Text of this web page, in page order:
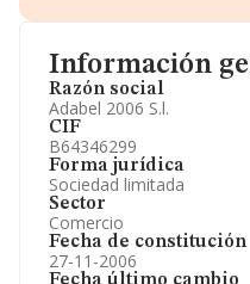
Información
Razón social
Adabel 2006 S.l.
CIF
B64346299
Forma jurídica
Sociedad limitada
Sector
Comercio
Fecha de constitución
27-11-2006
Información oficial y